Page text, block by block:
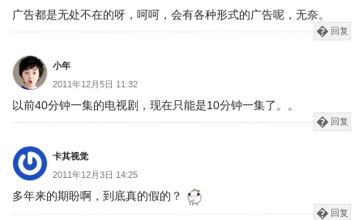
广告都是无处不在的呀，呵呵，会有各种形式的广告呢，无奈。
回复
小年
2011年12月5日 11:32
以前40分钟一集的电视剧，现在只能是10分钟一集了。。
回复
卡其视觉
2011年12月3日 14:25
多年来的期盼啊，到底真的假的？
回复